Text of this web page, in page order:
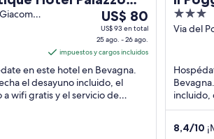
Del
25
ago
al
26
ago,
el
US$ 80
US$ 93 en total
25 ago. - 26 ago.
impuestos y cargos incluidos
en este hotel en Bevagna.
el desayuno incluido, el
a wifi gratis y el servicio de
3
out
Via del
incluido,
8,4/10